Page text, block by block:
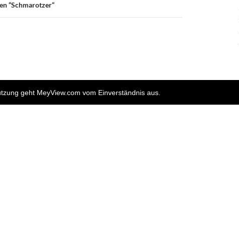
geht MeyView.com vom Einverständnis aus.
“Schmarotzer“